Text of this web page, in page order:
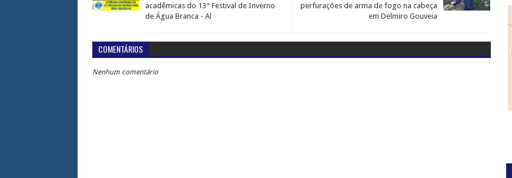
perfurações de arma de fogo na cabeça
em Delmiro Gouveia
acadêmicas do 13° Festival de Inverno
de Água Branca - Al
COMENTÁRIOS
Nenhum comentário